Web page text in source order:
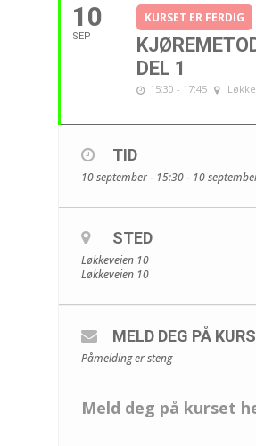
10
SEP
KURSET ER FERDIG
DEL 1
15:30 - 17:45
TID
10 september - 15:30 - 10
STED
Løkkeveien 10
Løkkeveien 10
MELD DEG PÅ KURS
Påmelding er steng
Meld deg på kurset